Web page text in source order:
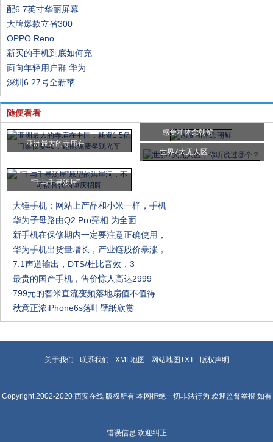
配6.7英寸华丽屏幕
大牌爆款立省300
OPPO Reno
新买的手机到底如何充
面向年轻用户群 华为
深圳6.27号全新苹
随便看看
亚洲最大的寺庙在
感受和体念朝鲜
世界7大无人区，
“千与千寻汤屋”
大锤手机：网站上产品和小米一样，手机
华为子母路由Q2 Pro亮相 为全面
新手机在保修期内一定要注意正确使用，
华为手机出货量增长，产业链股价暴涨，
7.1声道输出，DTS/杜比音效，3
最贵的国产手机，售价惊人高达2999
799元的智米直流变频落地扇值不值得
秋意正浓iPhone6s落叶壁纸欣赏
关于我们 - 联系我们 - XML地图 - 网站地图TXT- 版权声明
Copyright.2002-2020 西安在线版权所有 本网拒绝一切非法行为 欢迎监督举报 如有
错误信息 欢迎纠正